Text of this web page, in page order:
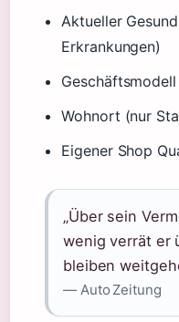
Aktueller
Erkrankungen)
Wohnort (nur
Eigener Shop
„Über sein
wenig verrät er
bleiben
— Auto Zeitung